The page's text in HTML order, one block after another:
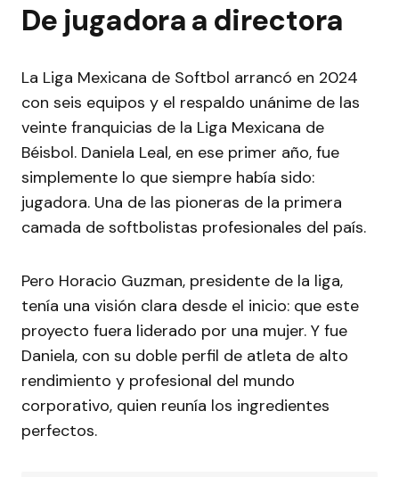
De jugadora a directora
La Liga Mexicana de Softbol arrancó en 2024
con seis equipos y el respaldo unánime de las
veinte franquicias de la Liga Mexicana de
Béisbol. Daniela Leal, en ese primer año, fue
simplemente lo que siempre había sido:
jugadora. Una de las pioneras de la primera
camada de softbolistas profesionales del país.
Pero Horacio Guzman, presidente de la liga,
tenía una visión clara desde el inicio: que este
proyecto fuera liderado por una mujer. Y fue
Daniela, con su doble perfil de atleta de alto
rendimiento y profesional del mundo
corporativo, quien reunía los ingredientes
perfectos.